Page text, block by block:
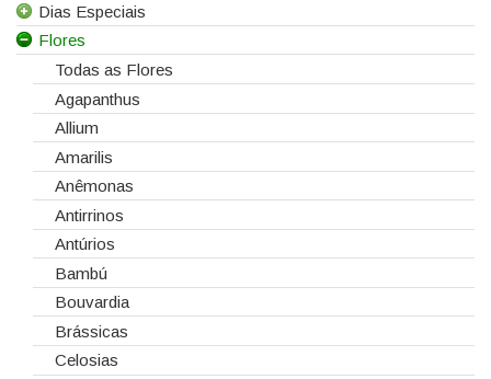
Todos os Acessórios
Alfinetes
Arames
Caixas e Sacos
Cartões e Etiquetas
Cola Fria
Corantes
Embalagens
Esponjas
Estruturas
Fitas
Gaiolas
Lanternas
Dias Especiais
25 de Abril
Casamentos
Dia da Mãe
Dia da Mulher
Dia de Todos os Santos (1 de Novembro)
Dia dos Namorados
Natal
Flores
Todas as Flores
Agapanthus
Allium
Amarilis
Anêmonas
Antirrinos
Antúrios
Bambú
Bouvardia
Brássicas
Celosias